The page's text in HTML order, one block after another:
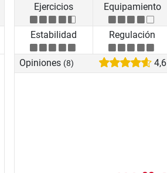
Ejercicios Equipamiento
Estabilidad Regulación
Opiniones (8) 4,6